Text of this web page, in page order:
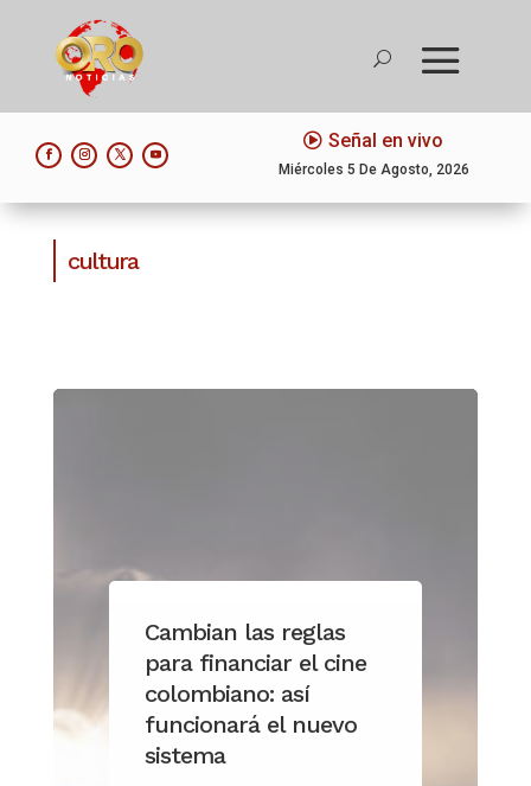
Señal en vivo
Miércoles 5 De Agosto, 2026
cultura
Cambian las reglas
para financiar el cine
colombiano: así
funcionará el nuevo
sistema